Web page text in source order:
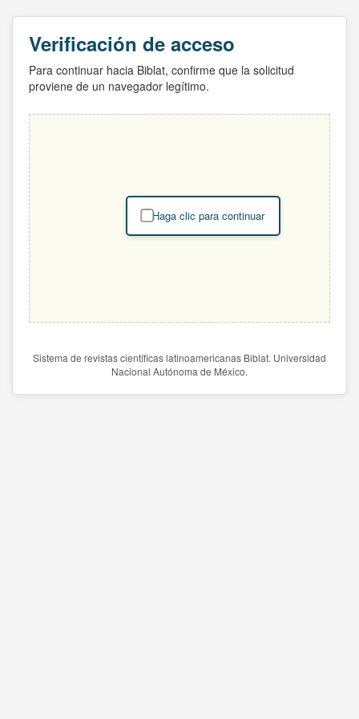
Verificación de acceso
Para continuar hacia Biblat, confirme que la solicitud
proviene de un navegador legítimo.
Haga clic para continuar
Sistema de revistas científicas latinoamericanas Biblat. Universidad
Nacional Autónoma de México.